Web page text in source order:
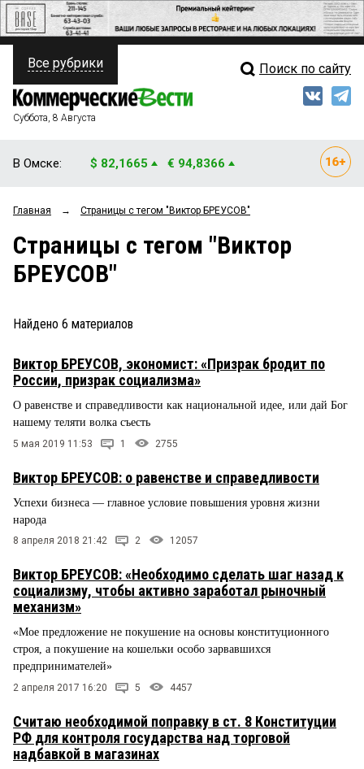
ПОЛИТИКА
ФИНАНСЫ
ОБЩЕСТВО
ЗАКОН
ПРОИСШЕСТВИЯ
СТИЛЬ ЖИЗНИ
Свежий выпуск
Мнения
Рейтинги
Все рубрики Поиск по сайту
Суббота, 8 Августа
В Омске: $ 82,1665 € 94,8366
Главная → Страницы c тегом "Виктор БРЕУСОВ"
Страницы c тегом "Виктор
БРЕУСОВ"
Найдено 6 материалов
Виктор БРЕУСОВ, экономист: «Призрак бродит по
России, призрак социализма»
О равенстве и справедливости как национальной идее, или дай Бог
нашему теляти волка съесть
5 мая 2019 11:53 1 2755
Виктор БРЕУСОВ: о равенстве и справедливости
Успехи бизнеса — главное условие повышения уровня жизни
народа
8 апреля 2018 21:42 2 12057
Виктор БРЕУСОВ: «Необходимо сделать шаг назад к
социализму, чтобы активно заработал рыночный
механизм»
«Мое предложение не покушение на основы конституционного
строя, а покушение на кошельки особо зарвавшихся
предпринимателей»
2 апреля 2017 16:20 5 4457
Считаю необходимой поправку в ст. 8 Конституции
РФ для контроля государства над торговой
надбавкой в магазинах